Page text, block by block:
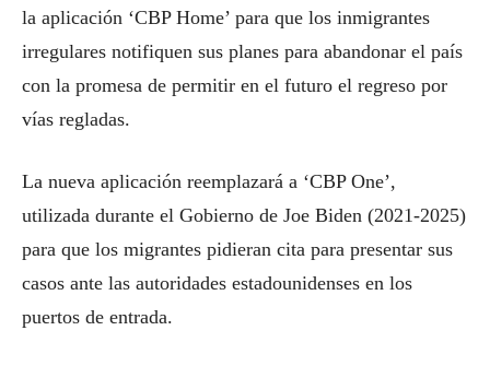
la aplicación ‘CBP Home’ para que los inmigrantes
irregulares notifiquen sus planes para abandonar el país
con la promesa de permitir en el futuro el regreso por
vías regladas.
La nueva aplicación reemplazará a ‘CBP One’,
utilizada durante el Gobierno de Joe Biden (2021-2025)
para que los migrantes pidieran cita para presentar sus
casos ante las autoridades estadounidenses en los
puertos de entrada.